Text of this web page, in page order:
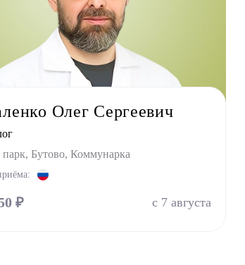
Олег Сергеевич
парк, Бутово, Коммунарка
₽ с 7 августа